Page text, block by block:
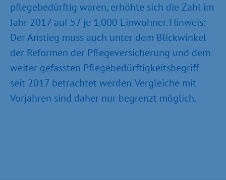
pflegebedürftig waren, erhöhte sich die Zahl im
Jahr 2017 auf 57 je 1.000 Einwohner. Hinweis:
Der Anstieg muss auch unter dem Blickwinkel
der Reformen der Pflegeversicherung und dem
weiter gefassten Pflegebedürftigkeitsbegriff
seit 2017 betrachtet werden. Vergleiche mit
Vorjahren sind daher nur begrenzt möglich.